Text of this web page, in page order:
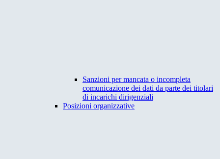
Sanzioni per mancata o incompleta
comunicazione dei dati da parte dei titolari
di incarichi dirigenziali
Posizioni organizzative